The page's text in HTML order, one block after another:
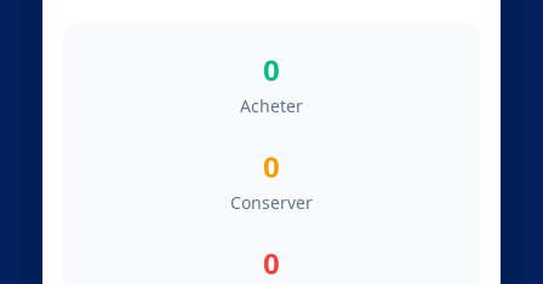
0
Acheter
0
Conserver
0